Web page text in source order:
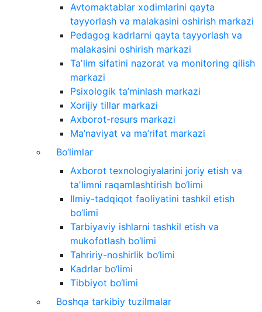
Avtomaktablar xodimlarini qayta
tayyorlash va malakasini oshirish markazi
Pedagog kadrlarni qayta tayyorlash va
malakasini oshirish markazi
Taʼlim sifatini nazorat va monitoring qilish
markazi
Psixologik ta’minlash markazi
Xorijiy tillar markazi
Axborot-resurs markazi
Ma’naviyat va ma’rifat markazi
Bo‘limlar
Axborot texnologiyalarini joriy etish va
taʼlimni raqamlashtirish bo‘limi
Ilmiy-tadqiqot faoliyatini tashkil etish
bo‘limi
Tarbiyaviy ishlarni tashkil etish va
mukofotlash bo‘limi
Tahririy-noshirlik bo‘limi
Kadrlar bo‘limi
Tibbiyot bo‘limi
Boshqa tarkibiy tuzilmalar